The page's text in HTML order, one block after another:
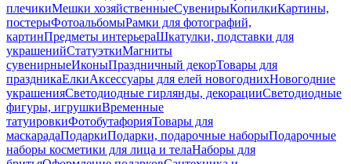
плечикиМешки хозяйственныеСувенирыКопилкиКартины,
постерыФотоальбомыРамки для фотографий,
картинПредметы интерьераШкатулки, подставки для
украшенийСтатуэткиМагниты
сувенирныеИконыПраздничный декорТовары для
праздникаЕлкиАксессуары для елей новогоднихНовогодние
украшенияСветодиодные гирлянды, декорацииСветодиодные
фигуры, игрушкиВременные
татуировкиФотобутафорияТовары для
маскарадаПодаркиПодарки, подарочные наборыПодарочные
наборы косметики для лица и телаНаборы для